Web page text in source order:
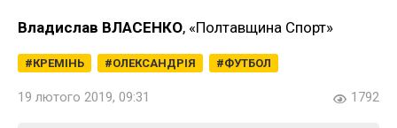
Владислав ВЛАСЕНКО, «Полтавщина Спорт»
КРЕМІНЬ ОЛЕКСАНДРІЯ ФУТБОЛ
19 лютого 2019, 09:31 1792